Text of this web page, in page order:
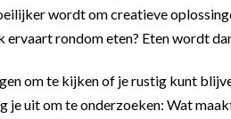
wordt om creatieve
ervaart rondom eten? Eten wordt
om te kijken of je rustig kunt
je uit om te onderzoeken: Wat